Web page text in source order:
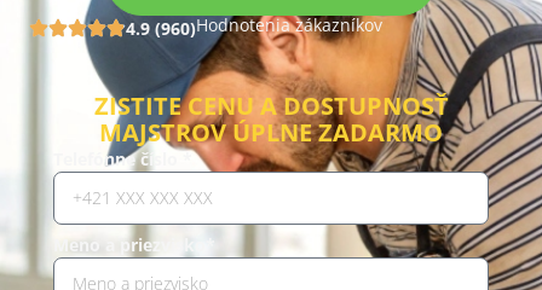
4.9 (960)Hodnotenia zákazníkov
ZISTITE CENU A DOSTUPNOSŤ
MAJSTROV ÚPLNE ZADARMO
Telefónne číslo *
Meno a priezvisko*